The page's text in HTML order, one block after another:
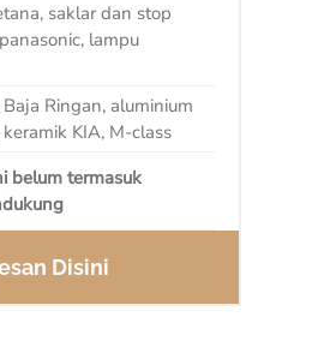
saklar dan stop
lampu
Baja Ringan, aluminium
KIA, M-class
belum termasuk
Disini